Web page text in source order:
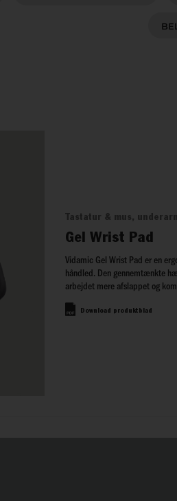
Tastatur & mus,
Gel Wrist Pad
Vidamic Gel Wrist Pad er en
håndled. Den gennemtænkte
arbejdet mere afslappet og
Download produktblad